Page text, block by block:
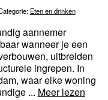
Eten en drinken
aannemer
wanneer je een
uitbreiden
ingrepen. In
waar elke woning
... Meer lezen